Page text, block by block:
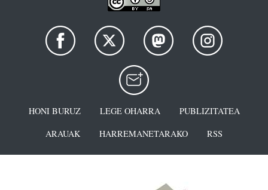
HONI BURUZ LEGE OHARRA
PUBLIZITATEA
ARAUAK
HARREMANETARAKO RSS